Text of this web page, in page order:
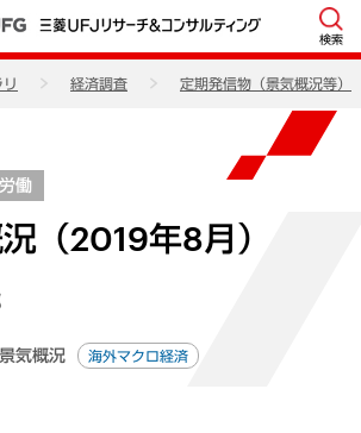
検索
経済調査 定期発信物（景気概況等）
働
（2019年8月）
気概況 海外マクロ経済